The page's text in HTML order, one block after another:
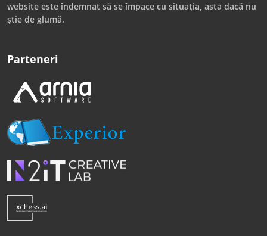
website este îndemnat să se împace cu situația, asta dacă nu
știe de glumă.
Parteneri